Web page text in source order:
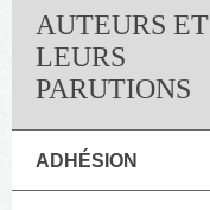
AUTEURS ET
LEURS
PARUTIONS
ADHÉSION